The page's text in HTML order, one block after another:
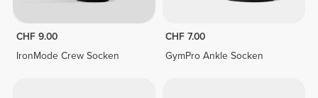
CHF 9.00
IronMode Crew Socken
CHF 7.00
GymPro Ankle Socken